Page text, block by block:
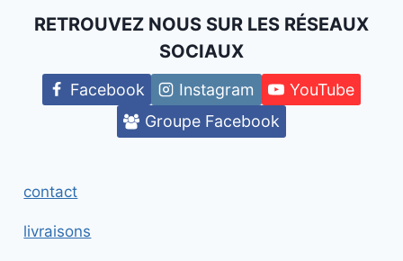
RETROUVEZ NOUS SUR LES RÉSEAUX
SOCIAUX
Facebook Instagram
YouTube
Groupe Facebook
contact
livraisons